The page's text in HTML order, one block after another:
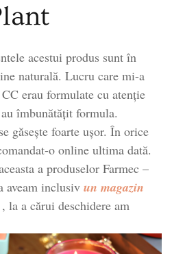
acestui produs sunt în
naturală. Lucru care mi-a
erau formulate cu atenție
îmbunătățit formula.
găsește foarte ușor. În orice
o online ultima dată.
a produselor Farmec –
aveam inclusiv un magazin
, la a cărui deschidere am